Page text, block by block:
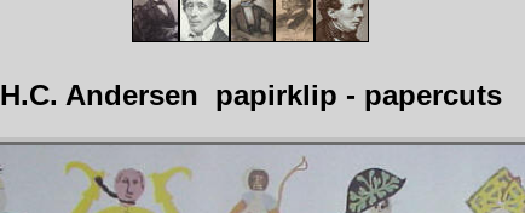
H.C. Andersen papirklip - papercuts